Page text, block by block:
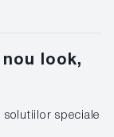
look,
speciale